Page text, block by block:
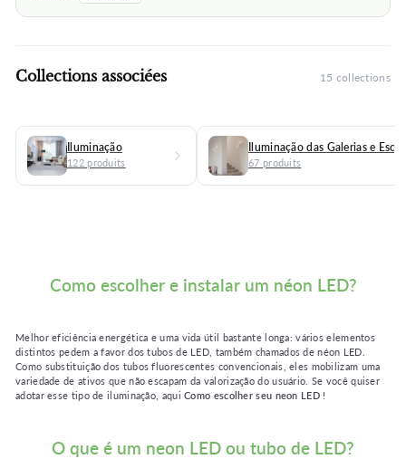
★
Collections associées 15 collections
Iluminação
122 produits
Iluminação das Galerias e
67 produits
Como escolher e instalar um néon LED?
Melhor eficiência energética e uma vida útil bastante longa: vários elementos
distintos pedem a favor dos tubos de LED, também chamados de néon LED.
Como substituição dos tubos fluorescentes convencionais, eles mobilizam uma
variedade de ativos que não escapam da valorização do usuário. Se você quiser
adotar esse tipo de iluminação, aquiComo escolher seu neon LED!
O que é um neon LED ou tubo de LED?